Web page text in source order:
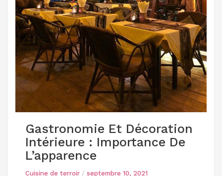
Gastronomie Et Décoration
Intérieure : Importance De
L’apparence
Cuisine de terroir / septembre 10, 2021